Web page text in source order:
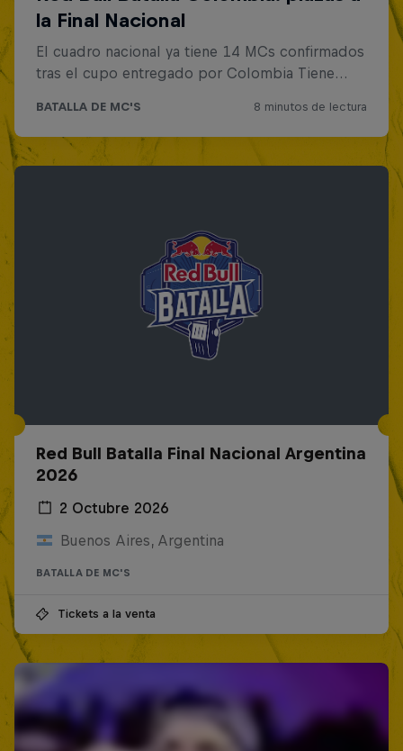
Red Bull Batalla Final Nacional Argentina
2026
2 Octubre 2026
Buenos Aires, Argentina
BATALLA DE MC'S
Tickets a la venta